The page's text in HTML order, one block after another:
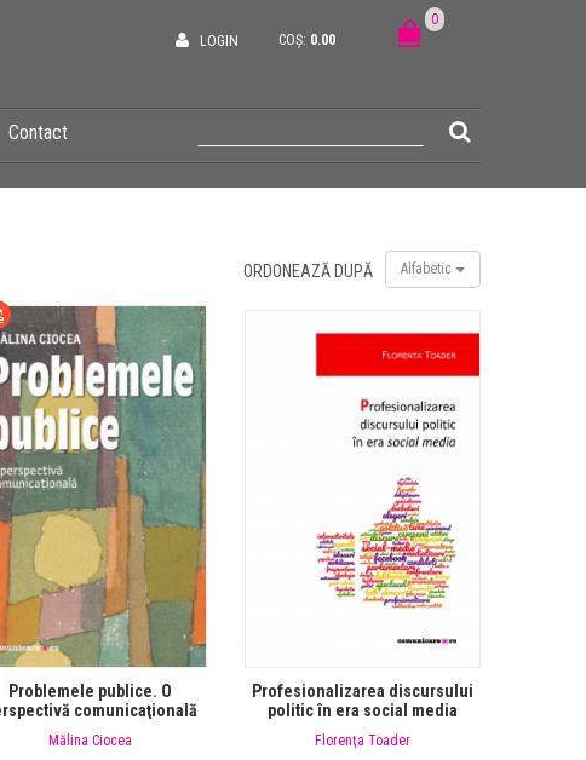
LOGIN COȘ: 0.00
0
Contact
Alfabetic
ORDONEAZĂ DUPĂ
Problemele publice. O
comunicaţională
Mălina Ciocea
Profesionalizarea discursului
politic în era social media
Florenţa Toader